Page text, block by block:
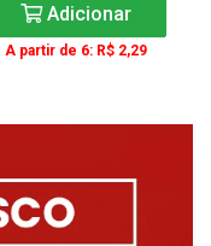
Adicionar
A partir de 6: R$ 2,29